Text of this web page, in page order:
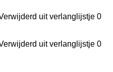
uit verlanglijstje 0
uit verlanglijstje 0